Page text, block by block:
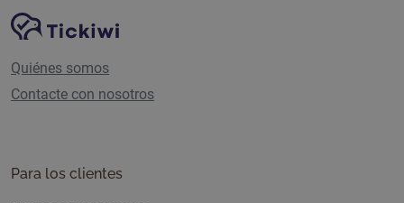
Navegación del sitio
Plataforma Tickiwi
Quiénes somos
Contacte con nosotros
Para los clientes